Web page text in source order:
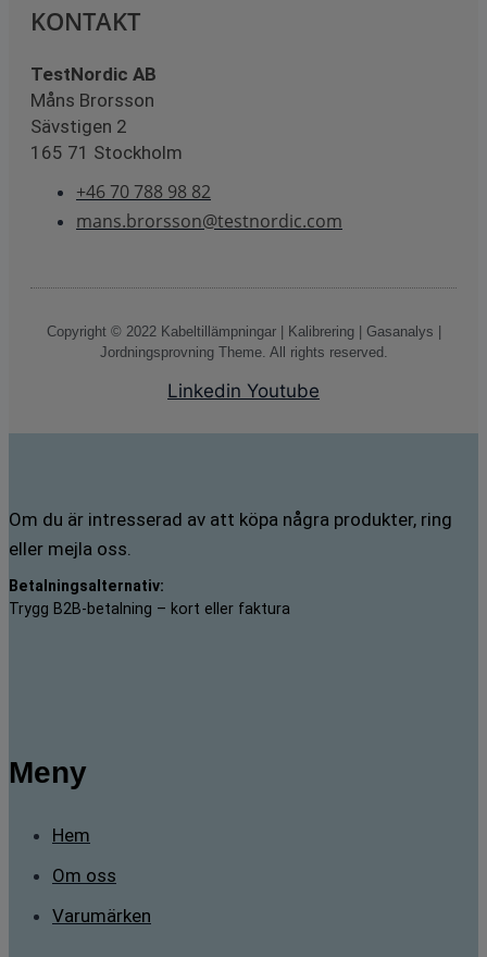
KONTAKT
TestNordic AB
Måns Brorsson
Sävstigen 2
165 71 Stockholm
+46 70 788 98 82
mans.brorsson@testnordic.com
Copyright © 2022 Kabeltillämpningar | Kalibrering | Gasanalys |
Jordningsprovning Theme. All rights reserved.
Linkedin Youtube
Om du är intresserad av att köpa några produkter, ring
eller mejla oss.
Betalningsalternativ:
Trygg B2B-betalning – kort eller faktura
Meny
Hem
Om oss
Varumärken